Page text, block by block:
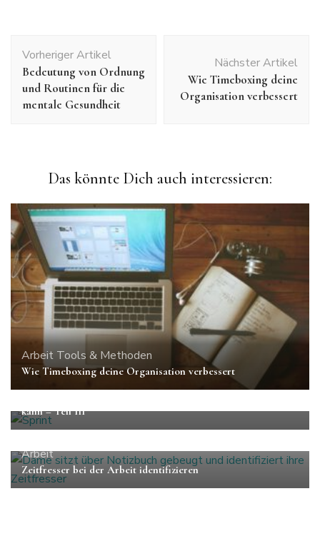
Vorheriger Artikel
Bedeutung von Ordnung
und Routinen für die
mentale Gesundheit
Nächster Artikel
Wie Timeboxing deine
Organisation verbessert
Das könnte Dich auch interessieren:
Arbeit Tools & Methoden
Wie Timeboxing deine Organisation verbessert
Tools & Methoden
kann – Teil III
Arbeit
Zeitfresser bei der Arbeit identifizieren